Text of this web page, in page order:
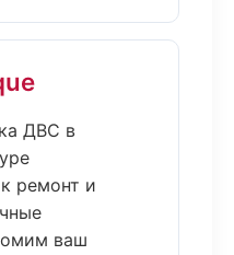
ДВС в
ремонт и
ваш